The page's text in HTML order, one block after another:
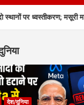
मसूरी मार्ग पर निर्माण सील
देश/दुनिया